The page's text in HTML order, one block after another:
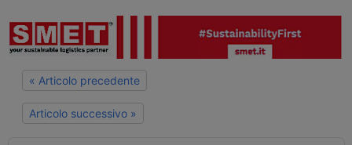
« Articolo precedente
Articolo successivo »